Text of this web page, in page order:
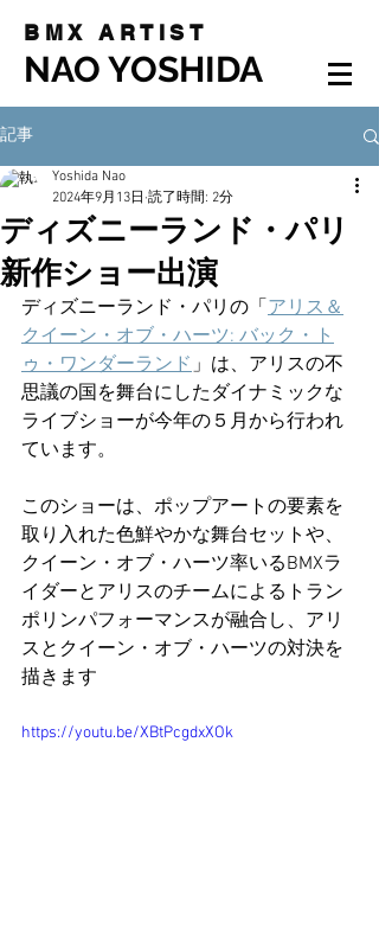
NAO YOSHIDA
BMX ARTIST
記事
ディズニーランド・パリ
新作ショー出演
Yoshida Nao
2024年9月13日 読了時間: 2分
ディズニーランド・パリの「 アリス＆
クイーン・オブ・ハーツ: バック・ト
ゥ・ワンダーランド」は、アリスの不
思議の国を舞台にしたダイナミックな
ライブショーが今年の５月から行われ
ています。
このショーは、ポップアートの要素を
取り入れた色鮮やかな舞台セットや、
クイーン・オブ・ハーツ率いるBMXラ
イダーとアリスのチームによるトラン
ポリンパフォーマンスが融合し、アリ
スとクイーン・オブ・ハーツの対決を
描きます​
https://youtu.be/XBtPcgdxXOk